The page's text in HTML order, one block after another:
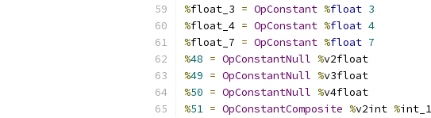
%float_3 = OpConstant %float 3
%float_4 = OpConstant %float 4
%float_7 = OpConstant %float 7
%48 = OpConstantNull %v2float
%49 = OpConstantNull %v3float
%50 = OpConstantNull %v4float
%51 = OpConstantComposite %v2int %int_1